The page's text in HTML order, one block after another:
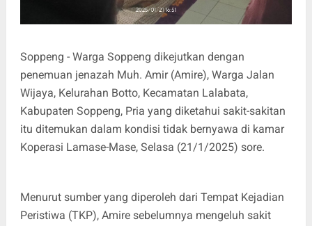
Soppeng - Warga Soppeng dikejutkan dengan
penemuan jenazah Muh. Amir (Amire), Warga Jalan
Wijaya, Kelurahan Botto, Kecamatan Lalabata,
Kabupaten Soppeng, Pria yang diketahui sakit-sakitan
itu ditemukan dalam kondisi tidak bernyawa di kamar
Koperasi Lamase-Mase, Selasa (21/1/2025) sore.
Menurut sumber yang diperoleh dari Tempat Kejadian
Peristiwa (TKP), Amire sebelumnya mengeluh sakit